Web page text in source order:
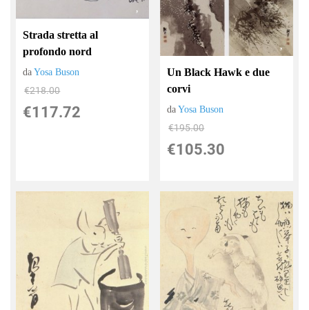
Strada stretta al
profondo nord
daYosa Buson
€218.00
€117.72
Un Black Hawk e due
corvi
daYosa Buson
€195.00
€105.30